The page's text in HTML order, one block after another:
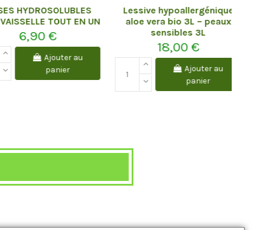
HYDROSOLUBLES
TOUT EN UN
6,90 €
Ajouter au
panier
Lessive hypoallergénique
aloe vera bio 3L – peaux
sensibles 3L
18,00 €
Ajouter au
panier